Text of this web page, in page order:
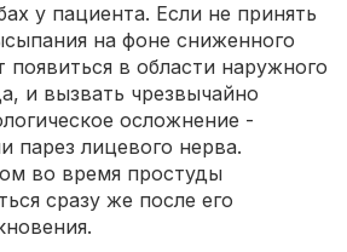
у пациента. Если не принять
на фоне сниженного
появиться в области наружного
и вызвать чрезвычайно
осложнение -
парез лицевого нерва.
во время простуды
сразу же после его